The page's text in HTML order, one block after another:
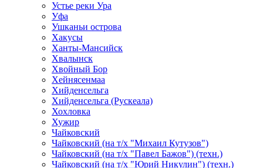
Устье реки Ура
Уфа
Ушканьи острова
Хакусы
Ханты-Мансийск
Хвалынск
Хвойный Бор
Хейнясенмаа
Хийденсельга
Хийденсельга (Рускеала)
Хохловка
Хужир
Чайковский
Чайковский (на т/х "Михаил Кутузов")
Чайковский (на т/х "Павел Бажов") (техн.)
Чайковский (на т/х "Юрий Никулин") (техн.)